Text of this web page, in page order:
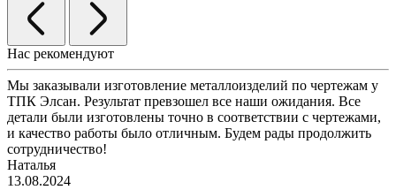
Нас рекомендуют
Мы заказывали изготовление металлоизделий по чертежам у
ТПК Элсан. Результат превзошел все наши ожидания. Все
детали были изготовлены точно в соответствии с чертежами,
и качество работы было отличным. Будем рады продолжить
сотрудничество!
Наталья
13.08.2024